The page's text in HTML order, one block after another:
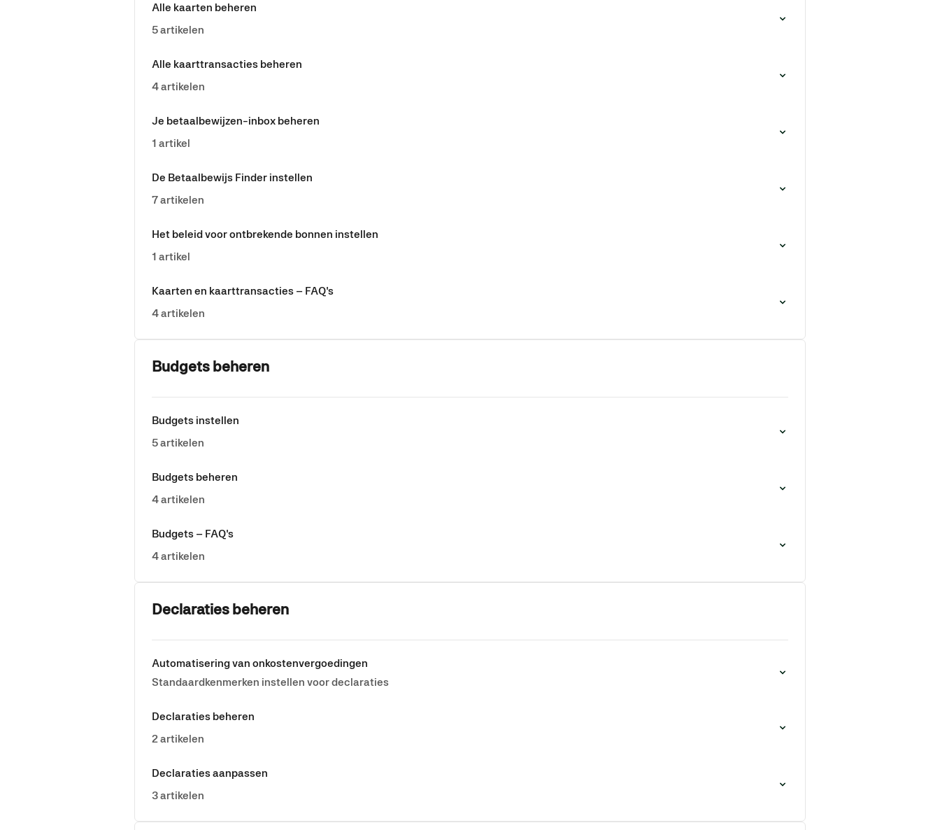
Alle kaarten beheren
5 artikelen
Alle kaarttransacties beheren
4 artikelen
Je betaalbewijzen-inbox beheren
1 artikel
De Betaalbewijs Finder instellen
7 artikelen
Het beleid voor ontbrekende bonnen instellen
1 artikel
Kaarten en kaarttransacties – FAQ's
4 artikelen
Budgets beheren
Budgets instellen
5 artikelen
Budgets beheren
4 artikelen
Budgets – FAQ's
4 artikelen
Declaraties beheren
Automatisering van onkostenvergoedingen
Standaardkenmerken instellen voor declaraties
Declaraties beheren
2 artikelen
Declaraties aanpassen
3 artikelen